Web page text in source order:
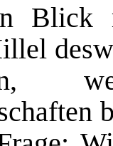
Blick